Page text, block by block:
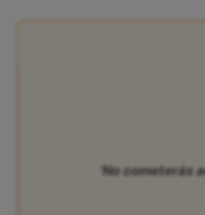
‘No cometerás